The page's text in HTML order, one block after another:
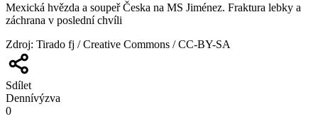
Mexická hvězda a soupeř Česka na MS Jiménez. Fraktura lebky a
záchrana v poslední chvíli
Zdroj: Tirado fj / Creative Commons / CC-BY-SA
Sdílet
Dennívýzva
0